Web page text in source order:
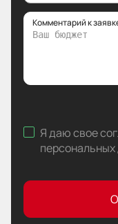
Комментарий к
Я даю свое